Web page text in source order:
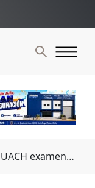
examen